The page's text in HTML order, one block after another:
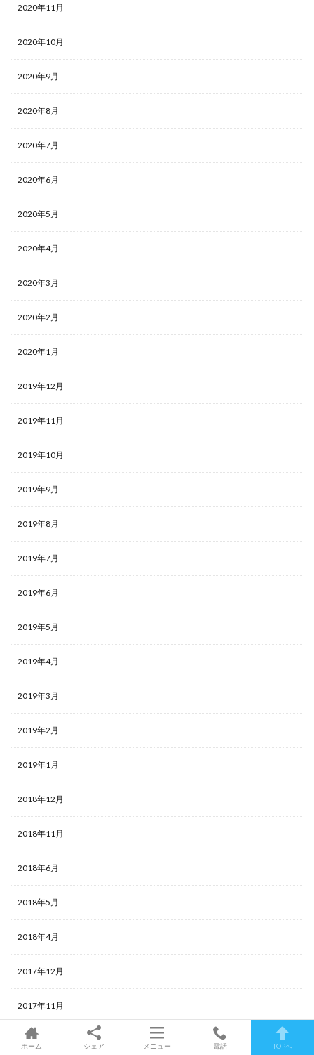
2020年11月
2020年10月
2020年9月
2020年8月
2020年7月
2020年6月
2020年5月
2020年4月
2020年3月
2020年2月
2020年1月
2019年12月
2019年11月
2019年10月
2019年9月
2019年8月
2019年7月
2019年6月
2019年5月
2019年4月
2019年3月
2019年2月
2019年1月
2018年12月
2018年11月
2018年6月
2018年5月
2018年4月
2017年12月
2017年11月
2017年10月
ホーム シェア メニュー 電話 TOPへ